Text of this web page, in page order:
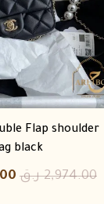
Flap shoulder
black
2,974.00 ر.ق